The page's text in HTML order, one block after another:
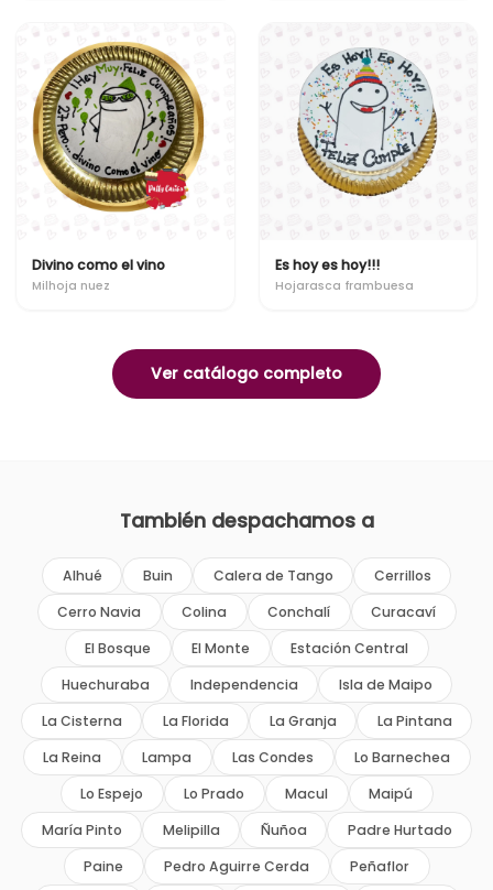
Divino como el vino
Milhoja nuez
Es hoy es hoy!!!
Hojarasca frambuesa
Ver catálogo completo
También despachamos a
Alhué Buin Calera de Tango
Cerrillos
Cerro Navia
Colina Conchalí
Curacaví
El Bosque
El Monte
Estación Central
Huechuraba
Independencia
Isla de Maipo
La Cisterna
La Florida La Granja
La Pintana
La Reina
Lampa Las Condes
Lo Barnechea
Lo Espejo
Lo Prado Macul
Maipú
María Pinto
Melipilla Ñuñoa
Padre Hurtado
Paine
Pedro Aguirre Cerda Peñaflor